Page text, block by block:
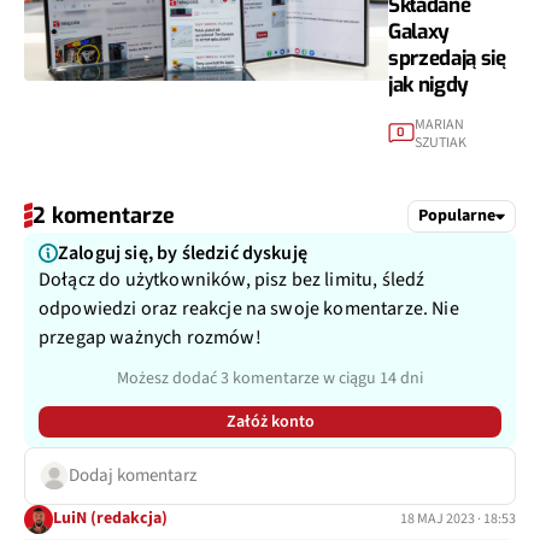
Galaxy
sprzedają się
jak nigdy
0
MARIAN
SZUTIAK
2 komentarze Popularne
Zaloguj się, by śledzić dyskuję
Dołącz do użytkowników, pisz bez limitu, śledź
odpowiedzi oraz reakcje na swoje komentarze. Nie
przegap ważnych rozmów!
Możesz dodać 3 komentarze w ciągu 14 dni
Załóż konto
Dodaj komentarz
LuiN (redakcja) 18 MAJ 2023 · 18:53